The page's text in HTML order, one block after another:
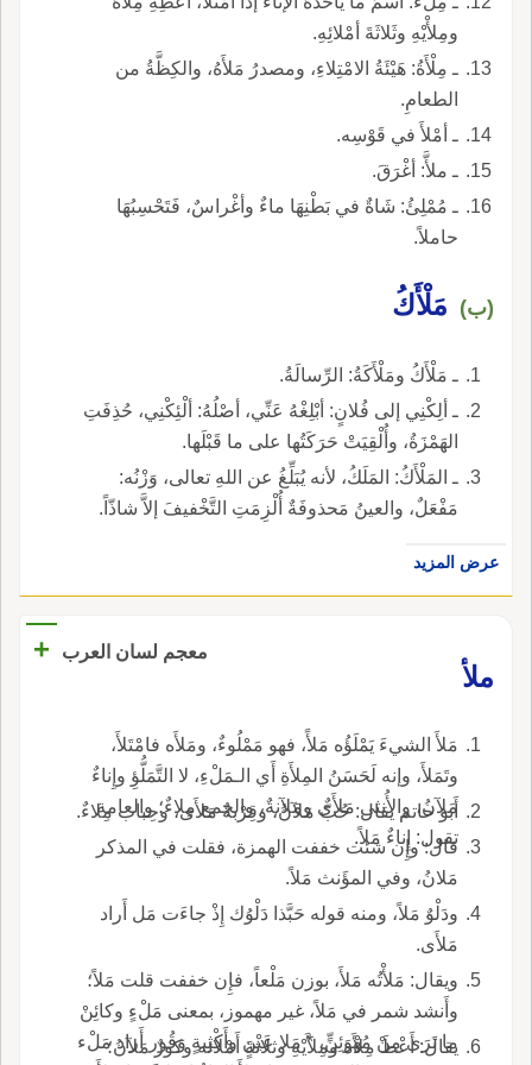
ومِلأْيْهِ وثَلاثَةَ أمْلائِهِ.
ـ مِلْأَةُ: هَيْئَةُ الامْتِلاءِ، ومصدرُ مَلأَهُ، والكِظَّةُ من
الطعامِ.
ـ أمْلأَ في قَوْسِه‏.
ـ ملأَّ: أغْرَقَ.
ـ مُمْلِئُ: شَاةٌ في بَطْنِهَا ماءٌ وأغْراسٌ، فَتَحْسِبُهَا
حاملاً.
(ب) مَلْأَكُ
ـ مَلْأَكُ ومَلْأَكَةُ: الرِّسالَةُ.
ـ ألِكْنِي إلى فُلانٍ: أبْلِغْهُ عَنِّي، أصْلُهُ: ألْئِكْنِي، حُذِفَتِ
الهَمْزَةُ، وأُلْقِيَتْ حَرَكَتُها على ما قَبْلَها.
ـ المَلْأَكُ: المَلَكُ، لأنه يُبَلِّغُ عن اللهِ تعالى، وَزْنُه:
مَفْعَلٌ، والعينُ مَحذوفَةٌ أُلْزِمَتِ التَّخْفيفَ إلاَّ شاذّاً.
عرض المزيد
معجم لسان العرب
+
ملأ
مَلأَ الشيءَ يَمْلَؤُه مَلأً، فهو مَمْلُوءٌ، ومَلأَه فامْتَلأَ،
وتَمَلأَ، وإنه لَحَسَنُ المِلأَةِ أَي الـمَلْءِ، لا التَّمَلُّؤِ وإِناءٌ
مَلآنُ، والأُنثى مَلأَى ومَلآنةٌ، والجمع مِلاءٌ؛ والعامة
تقول: إِناءٌ مَلاً.
أَبو حاتم يقال: حُبٌّ مَلآنُ، وقِرْبةٌ مَلأَى، وحِباب مِلاءٌ.
قال: وإِن شئت خففت الهمزة، فقلت في المذكر
مَلانُ، وفي المؤَنث مَلاً.
ودَلْوٌ مَلاً، ومنه قوله حَبَّذا دَلْوُك إِذْ جاءَت مَل أَراد
مَلأَى.
ويقال: مَلأْتُه مَلأَ، بوزن مَلْعاً، فإِن خففت قلت مَلاً؛
وأَنشد شمر في مَلاً، غير مهموز، بمعنى مَلْءٍ وكائِنْ
ما تَرَى مِنْ مُهْوَئِنٍّ، * مَلا عَيْنٍ وأَكْثِبةٍ وَقُور أَراد مَلْء
يقال: أَعْطَ مِلأَه ومِلأَيْهِ وثلاثةَ أَمْلائه وكوزٌ مَلآنُ؛